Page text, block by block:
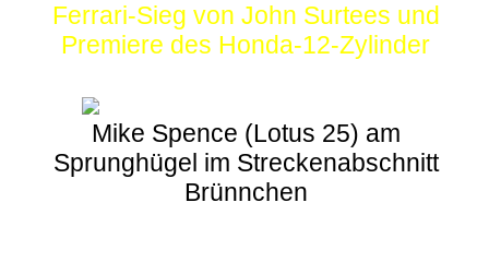
Ferrari-Sieg von John Surtees und
Premiere des Honda-12-Zylinder
Mike Spence (Lotus 25) am
Sprunghügel im Streckenabschnitt
Brünnchen